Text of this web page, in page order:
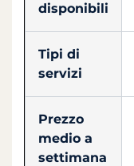
disponibili
Tipi di
servizi
Prezzo
medio a
settimana